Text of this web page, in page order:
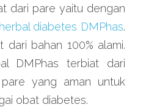
dari pare yaitu dengan
diabetes DMPhas.
dari bahan 100% alami.
DMPhas terbiat dari
yang aman untuk
obat diabetes.